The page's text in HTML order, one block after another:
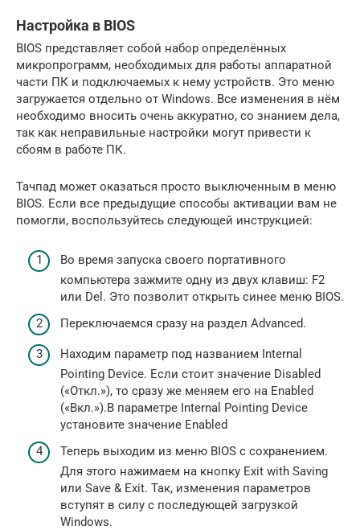
Настройка в BIOS
BIOS представляет собой набор определённых
микропрограмм, необходимых для работы аппаратной
части ПК и подключаемых к нему устройств. Это меню
загружается отдельно от Windows. Все изменения в нём
необходимо вносить очень аккуратно, со знанием дела,
так как неправильные настройки могут привести к
сбоям в работе ПК.
Тачпад может оказаться просто выключенным в меню
BIOS. Если все предыдущие способы активации вам не
помогли, воспользуйтесь следующей инструкцией:
Во время запуска своего портативного
компьютера зажмите одну из двух клавиш: F2
или Del. Это позволит открыть синее меню BIOS.
Переключаемся сразу на раздел Advanced.
Находим параметр под названием Internal
Pointing Device. Если стоит значение Disabled
(«Откл.»), то сразу же меняем его на Enabled
(«Вкл.»).В параметре Internal Pointing Device
установите значение Enabled
Теперь выходим из меню BIOS с сохранением.
Для этого нажимаем на кнопку Exit with Saving
или Save & Exit. Так, изменения параметров
вступят в силу с последующей загрузкой
Windows.